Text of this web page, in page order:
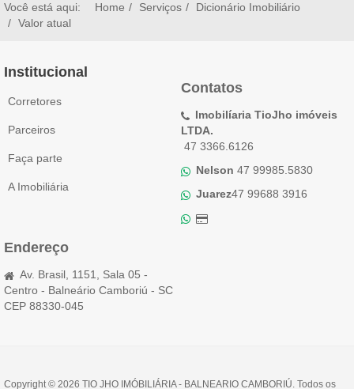
Você está aqui: Home Serviços
Dicionário Imobiliário
Valor atual
Institucional
Corretores
Parceiros
Faça parte
A Imobiliária
Contatos
Imobilíaria TioJho imóveis
LTDA.
47 3366.6126
Nelson 47 99985.5830
Juarez47 99688 3916
Endereço
Av. Brasil, 1151, Sala 05 -
Centro - Balneário Camboriú - SC
CEP 88330-045
Copyright © 2026 TIO JHO IMÓBILIÁRIA - BALNEARIO CAMBORIÚ. Todos os